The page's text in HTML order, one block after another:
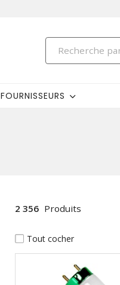
FOURNISSEURS
2 356 Produits
Tout cocher